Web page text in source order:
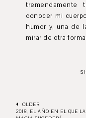
tremendamente
conocer mi
humor y, una de
mirar de otra
OLDER
2018, EL AÑO EN EL QUE LA